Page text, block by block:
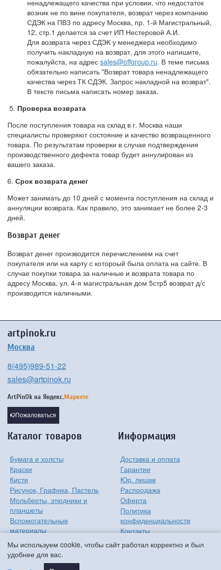
Мы используем cookie, чтобы сайт работал корректно и был
удобнее для вас.
ненадлежащего качества при условии, что недостаток
возник не по вине покупателя, возврат через компанию
СДЭК на ПВЗ по адресу Москва, пр. 1-й Магистральный,
12, стр.1 делается за счет ИП Нестеровой А.И.
Для возврата через СДЭК у менеджера необходимо
получить накладную на возврат, для этого напишите,
пожалуйста, на адрес sales@offgroup.ru. В теме письма
обязательно написать "Возврат товара ненадлежащего
качества через ТК СДЭК. Запрос накладной на возврат".
В тексте письма написать номер заказа.
5. Проверка возврата
После поступления товара на склад в г. Москва наши
специалисты проверяют состояние и качество возвращенного
товара. По результатам проверки в случае подтверждения
производственного дефекта товар будет аннулирован из
вашего заказа.
6. Срок возврата денег
Может занимать до 10 дней с момента поступления на склад и
аннуляции возврата. Как правило, это занимает не более 2-3
дней.
Возврат денег
Возврат денег производится перечислением на счет
покупателя или на карту с котороый была оплата на сайте. В
случае покупки товара за наличные и возврата товара по
адресу Москва, ул. 4-я магистральная дом 5стр5 возврат д/с
производится наличными.
artpinok.ru
Москва
8(495)989-51-22
sales@artpinok.ru
ArtPinOk на Яндекс.Маркете
Пожаловаться
Каталог товаров
Бумага и холсты
Краски
Кисти
Рисунок, Графика, Пастель
Мольберты, этюдники и
планшеты
Вспомогательные
материалы
Хобби
Детям
Мастер-классы
Информация
Доставка и оплата
Гарантии
Юр. лицам
Распродажа
Оферта
Политика
конфиденциальности
Контакты
О компании